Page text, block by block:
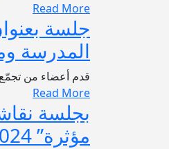
Read More
جلسة
المدرسة
قدم أعضاء من تجمّع
Read More
بجلسة
مؤثرة” 11/2/2024